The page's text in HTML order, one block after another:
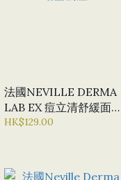
法國NEVILLE DERMA
LAB EX 痘立清舒緩面膜
暗瘡去痘
HK$129.00